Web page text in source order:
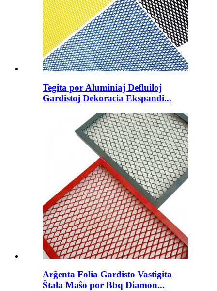
Tegita por Aluminiaj Defluiloj
Gardistoj Dekoracia Ekspandi...
Arĝenta Folia Gardisto Vastigita
Ŝtala Maŝo por Bbq Diamon...